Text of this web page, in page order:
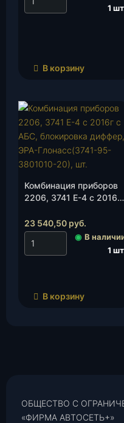
1
В корзину
Комбинация приборов
2206, 3741 Е-4 с 2016г
диффер, ЭРА-
Глонасс(3741-95-
3801010-20), шт.
23 540,50 руб.
◉ В
1
В корзину
ОБЩЕСТВО С
«ФИРМА АВТОСЕТЬ+»